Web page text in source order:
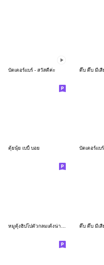
บัตเตอร์แบร์ - สวัสดีค่ะ
ตุ้ยนุ้ย เบบี้ บอย
หมูดุ้งฮิปโปตัวกลมเด้งน่ารัก